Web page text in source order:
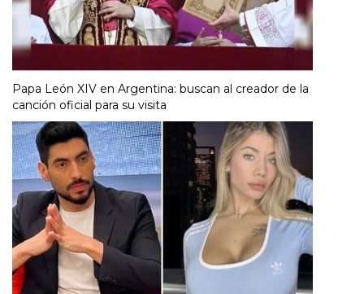
Papa León XIV en Argentina: buscan al creador de la
canción oficial para su visita